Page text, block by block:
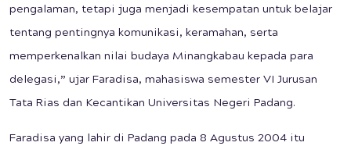
pengalaman, tetapi juga menjadi kesempatan untuk belajar
tentang pentingnya komunikasi, keramahan, serta
memperkenalkan nilai budaya Minangkabau kepada para
delegasi,” ujar Faradisa, mahasiswa semester VI Jurusan
Tata Rias dan Kecantikan Universitas Negeri Padang.
Faradisa yang lahir di Padang pada 8 Agustus 2004 itu